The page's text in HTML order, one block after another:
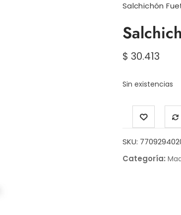
Salchichón
$ 30.413
Sin existencias
SKU:
Categoría: